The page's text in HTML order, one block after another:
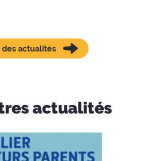
des actualités
actualités